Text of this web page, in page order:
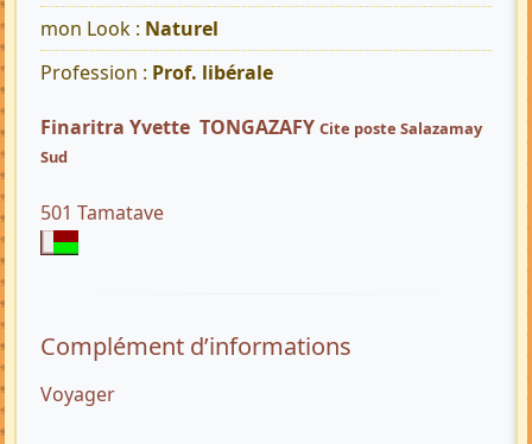
mon Look : Naturel
Profession : Prof. libérale
Finaritra Yvette TONGAZAFY Cite poste Salazamay
Sud
501 Tamatave
Complément d’informations
Voyager